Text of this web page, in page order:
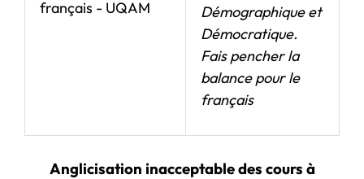
Démographique et
Démocratique.
Fais pencher la
balance pour le
français
Anglicisation inacceptable des cours à